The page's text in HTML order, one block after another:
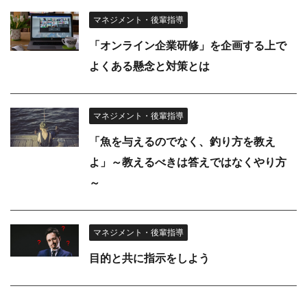
マネジメント・後輩指導
「オンライン企業研修」を企画する上で
よくある懸念と対策とは
マネジメント・後輩指導
「魚を与えるのでなく、釣り方を教え
よ」～教えるべきは答えではなくやり方
～
マネジメント・後輩指導
目的と共に指示をしよう